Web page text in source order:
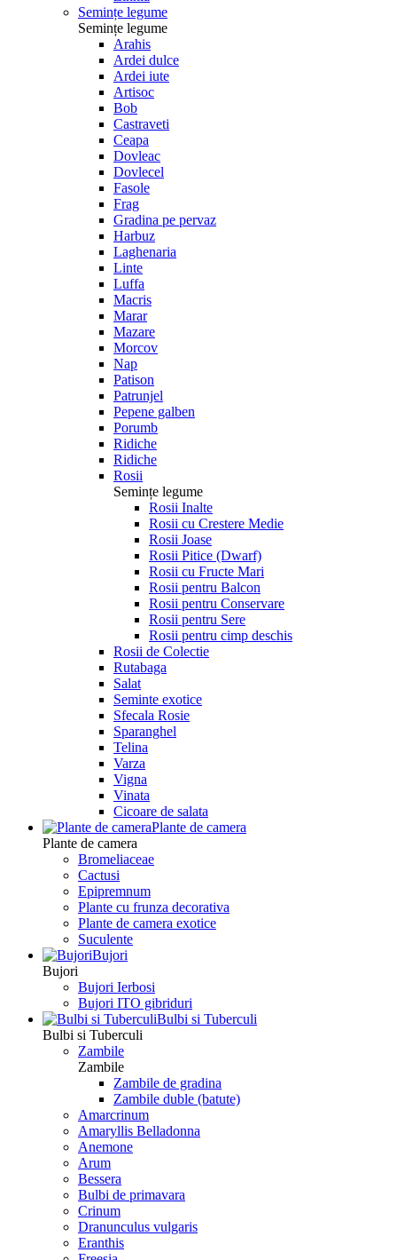
Semințe legume
Semințe legume
Arahis
Ardei dulce
Ardei iute
Artisoc
Bob
Castraveti
Ceapa
Dovleac
Dovlecel
Fasole
Frag
Gradina pe pervaz
Harbuz
Laghenaria
Linte
Luffa
Macris
Marar
Mazare
Morcov
Nap
Patison
Patrunjel
Pepene galben
Porumb
Ridiche
Ridiche
Rosii
Semințe legume
Rosii Inalte
Rosii cu Crestere Medie
Rosii Joase
Rosii Pitice (Dwarf)
Rosii cu Fructe Mari
Rosii pentru Balcon
Rosii pentru Conservare
Rosii pentru Sere
Rosii pentru cimp deschis
Rosii de Colectie
Rutabaga
Salat
Seminte exotice
Sfecala Rosie
Sparanghel
Telina
Varza
Vigna
Vinata
Сicoare de salata
Plante de camera
Plante de camera
Bromeliaceae
Cactusi
Epipremnum
Plante cu frunza decorativa
Plante de camera exotice
Suculente
Bujori
Bujori
Bujori Ierbosi
Bujori ITO gibriduri
Bulbi si Tuberculi
Bulbi si Tuberculi
Zambile
Zambile
Zambile de gradina
Zambile duble (batute)
Amarcrinum
Amaryllis Belladonna
Anemone
Arum
Bessera
Bulbi de primavara
Crinum
Dranunculus vulgaris
Eranthis